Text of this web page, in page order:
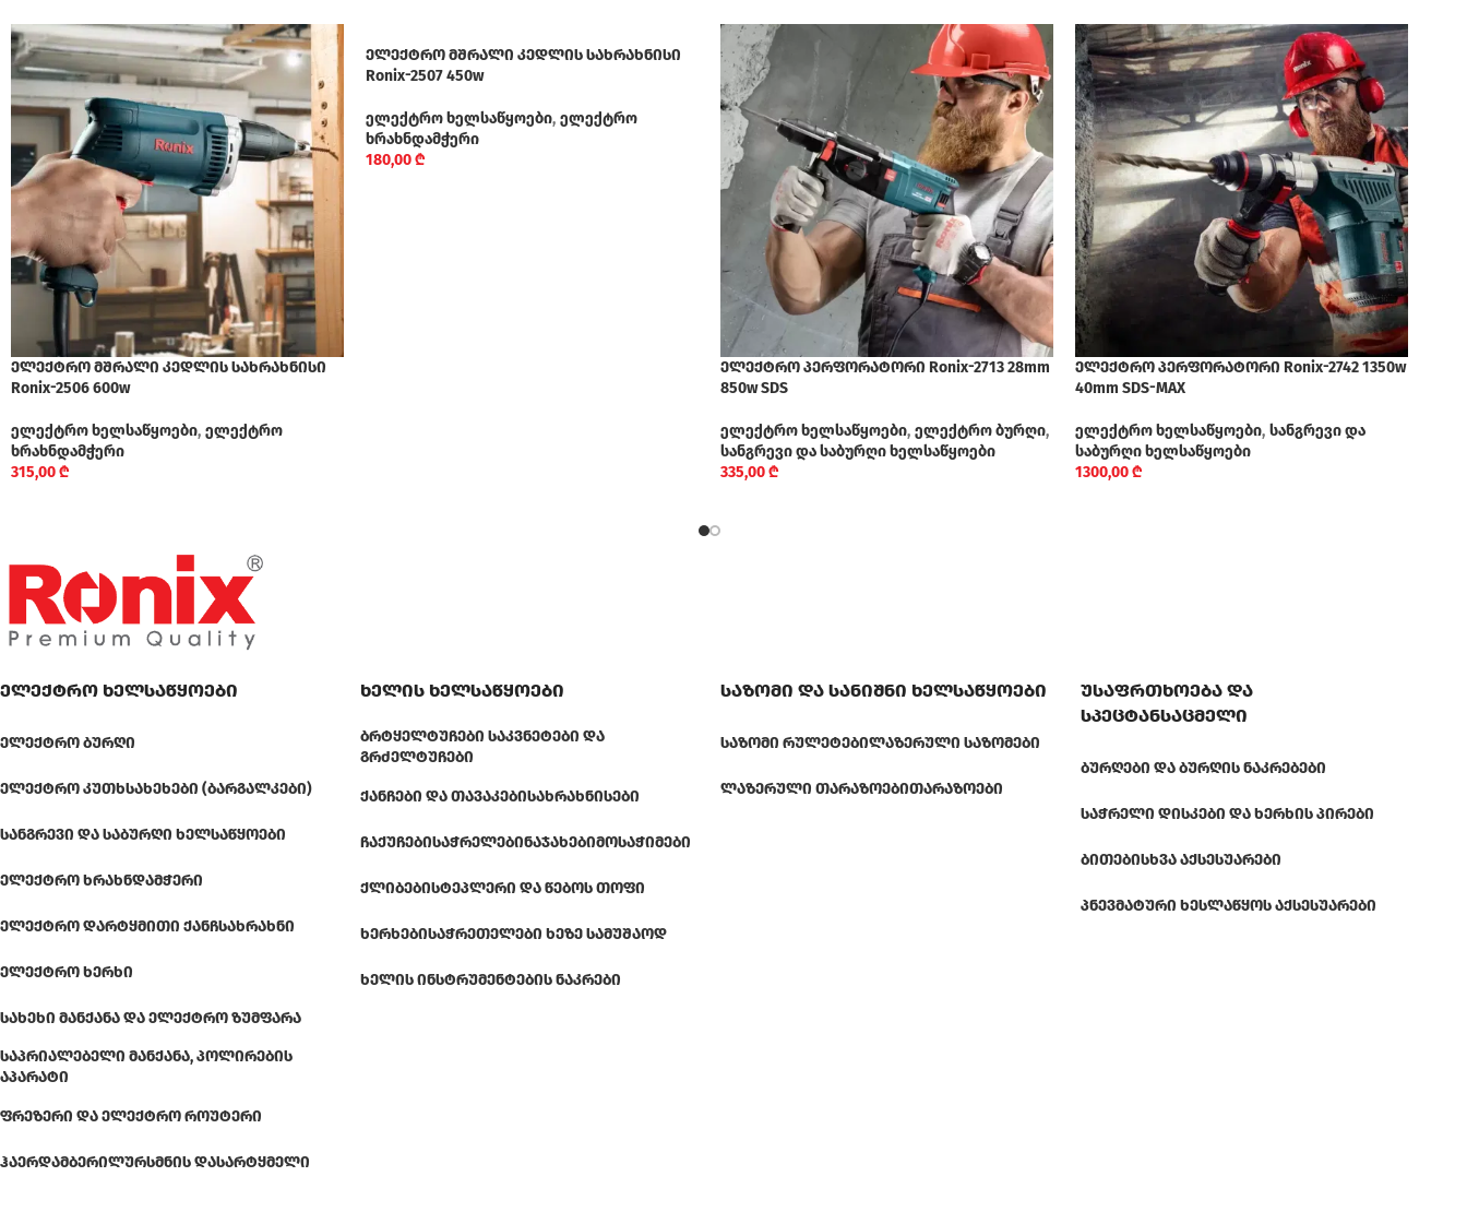
ელექტრო მშრალი კედლის სახრახნისი
Ronix-2506 600w
ელექტრო ხელსაწყოები, ელექტრო
ხრახნდამჭერი
315,00₾
ელექტრო მშრალი კედლის სახრახნისი
Ronix-2507 450w
ელექტრო ხელსაწყოები, ელექტრო
ხრახნდამჭერი
180,00₾
ელექტრო პერფორატორი Ronix-2713 28mm
850w SDS
ელექტრო ხელსაწყოები, ელექტრო ბურღი,
სანგრევი და საბურღი ხელსაწყოები
335,00₾
ელექტრო პერფორატორი Ronix-2742 1350w
40mm SDS-MAX
ელექტრო ხელსაწყოები, სანგრევი და
საბურღი ხელსაწყოები
1300,00₾
ელექტრო ხელსაწყოები
ᲔᲚᲔᲥᲢᲠᲝ ᲑᲣᲠᲦᲘ
ᲔᲚᲔᲥᲢᲠᲝ ᲙᲣᲗᲮᲡᲐᲮᲔᲮᲔᲑᲘ (ᲑᲐᲠᲒᲐᲚᲙᲔᲑᲘ)
ᲡᲐᲜᲒᲠᲔᲕᲘ ᲓᲐ ᲡᲐᲑᲣᲠᲦᲘ ᲮᲔᲚᲡᲐᲬᲧᲝᲔᲑᲘ
ᲔᲚᲔᲥᲢᲠᲝ ᲮᲠᲐᲮᲜᲓᲐᲛᲭᲔᲠᲘ
ᲔᲚᲔᲥᲢᲠᲝ ᲓᲐᲠᲢᲧᲛᲘᲗᲘ ᲥᲐᲜᲩᲡᲐᲮᲠᲐᲮᲜᲘ
ᲔᲚᲔᲥᲢᲠᲝ ᲮᲔᲠᲮᲘ
ᲡᲐᲮᲔᲮᲘ ᲛᲐᲜᲥᲐᲜᲐ ᲓᲐ ᲔᲚᲔᲥᲢᲠᲝ ᲖᲣᲛᲤᲐᲠᲐ
ᲡᲐᲞᲠᲘᲐᲚᲔᲑᲔᲚᲘ ᲛᲐᲜᲥᲐᲜᲐ, ᲞᲝᲚᲘᲠᲔᲑᲘᲡ
ᲐᲞᲐᲠᲐᲢᲘ
ᲤᲠᲔᲖᲔᲠᲘ ᲓᲐ ᲔᲚᲔᲥᲢᲠᲝ ᲠᲝᲣᲢᲔᲠᲘ
ᲰᲐᲔᲠᲓᲐᲛᲑᲔᲠᲘᲚᲣᲠᲡᲛᲜᲘᲡ ᲓᲐᲡᲐᲠᲢᲧᲛᲔᲚᲘ
ხელის ხელსაწყოები
ᲑᲠᲢᲧᲔᲚᲢᲣᲩᲔᲑᲘ ᲡᲐᲙᲕᲜᲔᲢᲔᲑᲘ ᲓᲐ
ᲒᲠᲫᲔᲚᲢᲣᲩᲔᲑᲘ
ᲥᲐᲜᲩᲔᲑᲘ ᲓᲐ ᲗᲐᲕᲐᲙᲔᲑᲘᲡᲐᲮᲠᲐᲮᲜᲘᲡᲔᲑᲘ
ᲩᲐᲥᲣᲩᲔᲑᲘᲡᲐᲭᲠᲔᲚᲔᲑᲘᲜᲐᲯᲐᲮᲔᲑᲘᲛᲝᲡᲐᲭᲘᲛᲔᲑᲘ
ᲥᲚᲘᲑᲔᲑᲘᲡᲢᲔᲞᲚᲔᲠᲘ ᲓᲐ ᲬᲔᲑᲝᲡ ᲗᲝᲤᲘ
ᲮᲔᲠᲮᲔᲑᲘᲡᲐᲭᲠᲔᲗᲔᲚᲔᲑᲘ ᲮᲔᲖᲔ ᲡᲐᲛᲣᲨᲐᲝᲓ
ᲮᲔᲚᲘᲡ ᲘᲜᲡᲢᲠᲣᲛᲔᲜᲢᲔᲑᲘᲡ ᲜᲐᲙᲠᲔᲑᲘ
საზომი და სანიშნი ხელსაწყოები
ᲡᲐᲖᲝᲛᲘ ᲠᲣᲚᲔᲢᲔᲑᲘᲚᲐᲖᲔᲠᲣᲚᲘ ᲡᲐᲖᲝᲛᲔᲑᲘ
ᲚᲐᲖᲔᲠᲣᲚᲘ ᲗᲐᲠᲐᲖᲝᲔᲑᲘᲗᲐᲠᲐᲖᲝᲔᲑᲘ
უსაფრთხოება და
სპეცტანსაცმელი
ᲑᲣᲠᲦᲔᲑᲘ ᲓᲐ ᲑᲣᲠᲦᲘᲡ ᲜᲐᲙᲠᲔᲑᲔᲑᲘ
ᲡᲐᲭᲠᲔᲚᲘ ᲓᲘᲡᲙᲔᲑᲘ ᲓᲐ ᲮᲔᲠᲮᲘᲡ ᲞᲘᲠᲔᲑᲘ
ᲑᲘᲗᲔᲑᲘᲡᲮᲕᲐ ᲐᲥᲡᲔᲡᲣᲐᲠᲔᲑᲘ
ᲞᲜᲔᲕᲛᲐᲢᲣᲠᲘ ᲮᲔᲡᲚᲐᲬᲧᲝᲡ ᲐᲥᲡᲔᲡᲣᲐᲠᲔᲑᲘ